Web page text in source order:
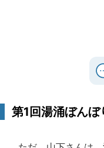
第1回湯涌ぼん